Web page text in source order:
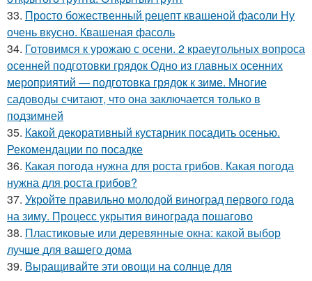
33. Просто божественный рецепт квашеной фасоли Ну
очень вкусно. Квашеная фасоль
34. Готовимся к урожаю с осени. 2 краеугольных вопроса
осенней подготовки грядок Одно из главных осенних
мероприятий — подготовка грядок к зиме. Многие
садоводы считают, что она заключается только в
подзимней
35. Какой декоративный кустарник посадить осенью.
Рекомендации по посадке
36. Какая погода нужна для роста грибов. Какая погода
нужна для роста грибов?
37. Укройте правильно молодой виноград первого года
на зиму. Процесс укрытия винограда пошагово
38. Пластиковые или деревянные окна: какой выбор
лучше для вашего дома
39. Выращивайте эти овощи на солнце для